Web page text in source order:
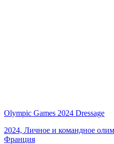
Olympic Games 2024 Dressage
2024, Личное и командное
Франция